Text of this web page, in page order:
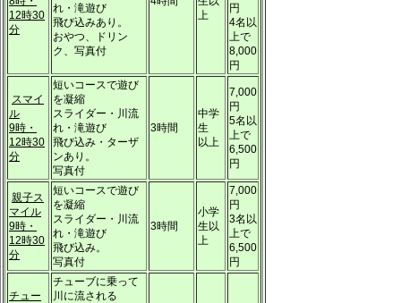
12時30
分
れ・滝遊び
飛び込みあり。
おやつ、ドリン
ク、写真付
上
円
4名以
上で
8,000
円
スマイ
ル
9時・
12時30
分
短いコースで遊び
を凝縮
スライダー・川流
れ・滝遊び
飛び込み・ターザ
ンあり。
写真付
3時間
中学
生
以上
7,000
円
5名以
上で
6,500
円
親子ス
マイル
9時・
12時30
分
短いコースで遊び
を凝縮
スライダー・川流
れ・滝遊び
飛び込み。
写真付
3時間
小学
生以
上
7,000
円
3名以
上で
6,500
円
チュー
チューブに乗って
川に流される